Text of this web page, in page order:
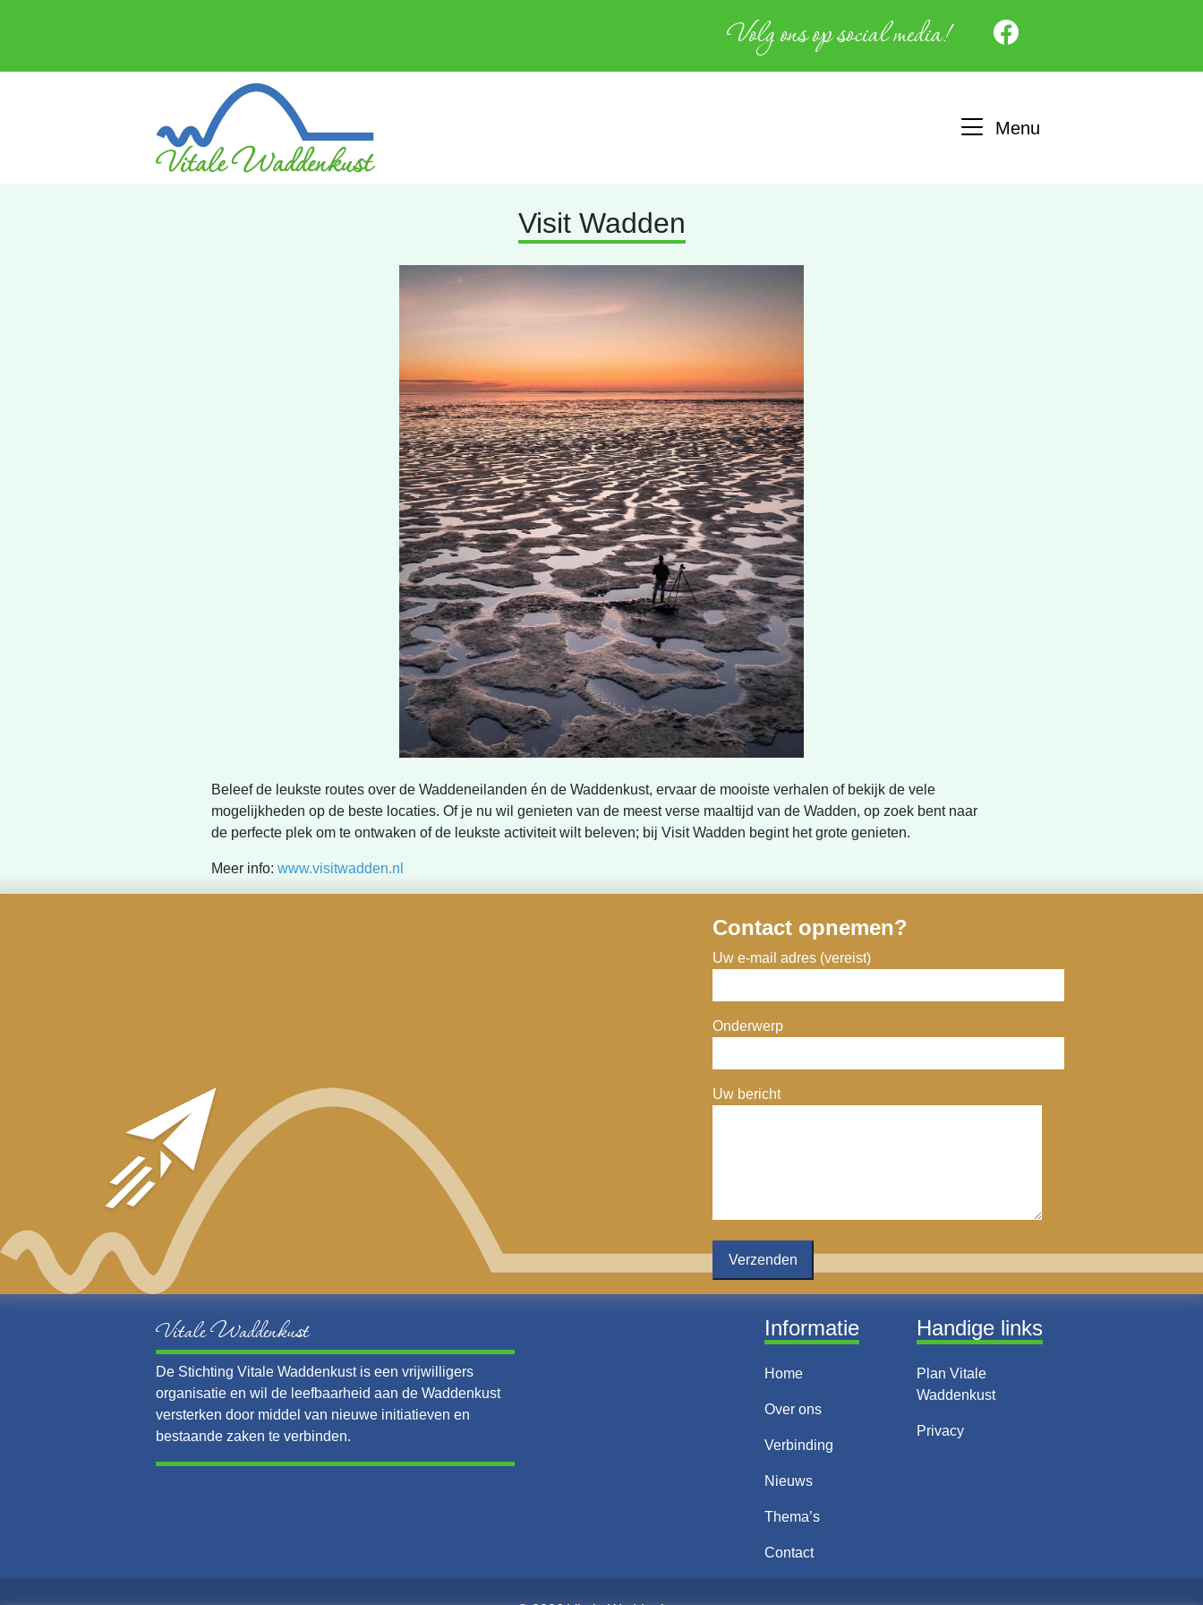
Volg ons op social media!
Menu
Visit Wadden
Beleef de leukste routes over de Waddeneilanden én de Waddenkust, ervaar de mooiste verhalen of bekijk de vele
mogelijkheden op de beste locaties. Of je nu wil genieten van de meest verse maaltijd van de Wadden, op zoek bent naar
de perfecte plek om te ontwaken of de leukste activiteit wilt beleven; bij Visit Wadden begint het grote genieten.
Meer info: www.visitwadden.nl
Contact opnemen?
Uw e-mail adres (vereist)
Onderwerp
Uw bericht
Vitale Waddenkust
De Stichting Vitale Waddenkust is een vrijwilligers
organisatie en wil de leefbaarheid aan de Waddenkust
versterken door middel van nieuwe initiatieven en
bestaande zaken te verbinden.
Informatie
Home
Over ons
Verbinding
Nieuws
Thema’s
Contact
Handige links
Plan Vitale
Waddenkust
Privacy